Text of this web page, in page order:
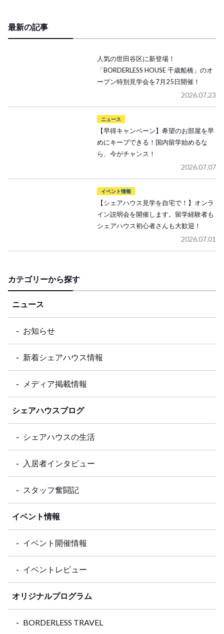
最新の記事
人気の世田谷区に新登場！
「BORDERLESS HOUSE 千歳船橋」のオ
ープン特別見学会を7月25日開催！
2026.07.23
ニュース
【早得キャンペーン】希望のお部屋を早
めにキープできる！国内留学始めるな
ら、今がチャンス！
2026.07.07
イベント情報
【シェアハウス見学を自宅で！】オンラ
イン説明会を開催します。留学経験者も
シェアハウス初心者さんも大歓迎！
2026.07.01
カテゴリーから探す
ニュース
お知らせ
新着シェアハウス情報
メディア掲載情報
シェアハウスブログ
シェアハウスの生活
入居者インタビュー
スタッフ奮闘記
イベント情報
イベント開催情報
イベントレビュー
オリジナルプログラム
BORDERLESS TRAVEL